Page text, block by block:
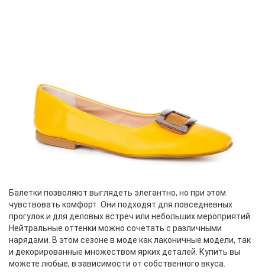
Балетки позволяют выглядеть элегантно, но при этом
чувствовать комфорт. Они подходят для повседневных
прогулок и для деловых встреч или небольших мероприятий.
Нейтральные оттенки можно сочетать с различными
нарядами. В этом сезоне в моде как лаконичные модели, так
и декорированные множеством ярких деталей. Купить вы
можете любые, в зависимости от собственного вкуса.